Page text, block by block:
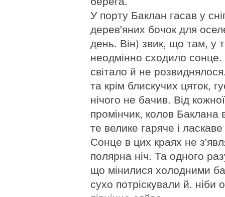
У порту Баклан гасав у
дерев'яних бочок для
день. Він) звик, що там, у
неодмінно сходило
світало й не
та крім блискучих цяток,
нічого не бачив. Від
промінчик, колов Баклана
те велике гаряче і
Сонце в цих краях не
полярна ніч. Та одного
що мінилися холодними
сухо потріскували й.